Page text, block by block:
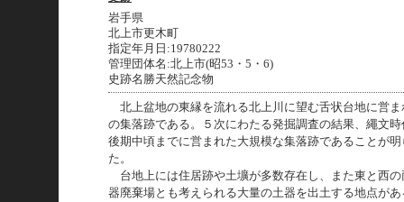
岩手県
北上市更木町
指定年月日:19780222
管理団体名:北上市(昭53・5・6)
史跡名勝天然記念物
北上盆地の東縁を流れる北上川に望む舌状台地に営ま
の集落跡である。５次にわたる発掘調査の結果、繩文
後期中頃までに営まれた大規模な集落跡であることが
た。
台地上には住居跡や土壙が多数存在し、また東と西の
器廃棄場とも考えられる大量の土器を出土する地点が